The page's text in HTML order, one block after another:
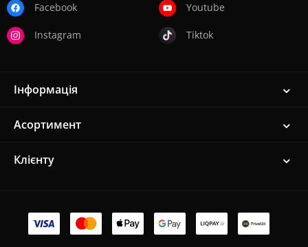
Facebook
Instagram
Youtube
Tiktok
Інформація
Асортимент
Клієнту